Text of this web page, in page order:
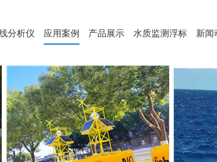
分析仪 应用案例 产品展示 水质监测浮标 新闻